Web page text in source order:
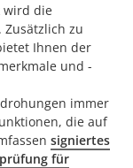
wird die
Zusätzlich zu
Ihnen der
und -
immer
die auf
signiertes
für